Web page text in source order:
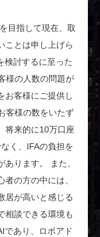
目指して現在、取
ことは申し上げら
検討するに至った
様の人数の問題が
お客様にご提供し
客様の数をいたず
将来的に10万口座
く、IFAの負担を
ります。 また、
の方の中には、
居が高いと感じる
相談できる環境も
であり、ロボアド